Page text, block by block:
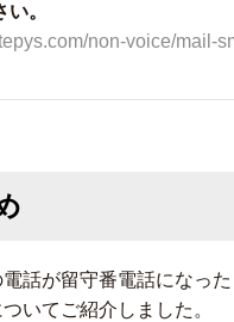
。
non-voice/mail-
話が留守番電話になっ
いてご紹介しました。